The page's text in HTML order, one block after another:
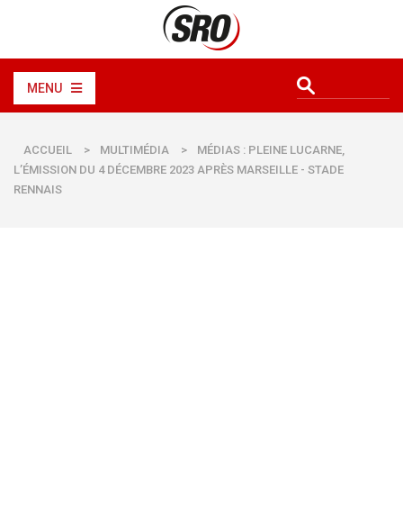
MENU
ACCUEIL > MULTIMÉDIA >
MÉDIAS : PLEINE LUCARNE,
L’ÉMISSION DU 4 DÉCEMBRE 2023 APRÈS MARSEILLE - STADE
RENNAIS